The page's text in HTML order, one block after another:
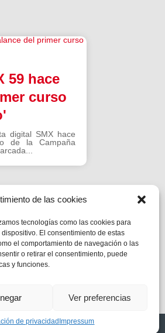
de las cookies
tecnologías como las cookies para
El consentimiento de estas
el comportamiento de navegación o las
o retirar el consentimiento, puede
y funciones.
Ver preferencias
de privacidad Impressum
59 hace
curso
digital SMX hace
de la Campaña